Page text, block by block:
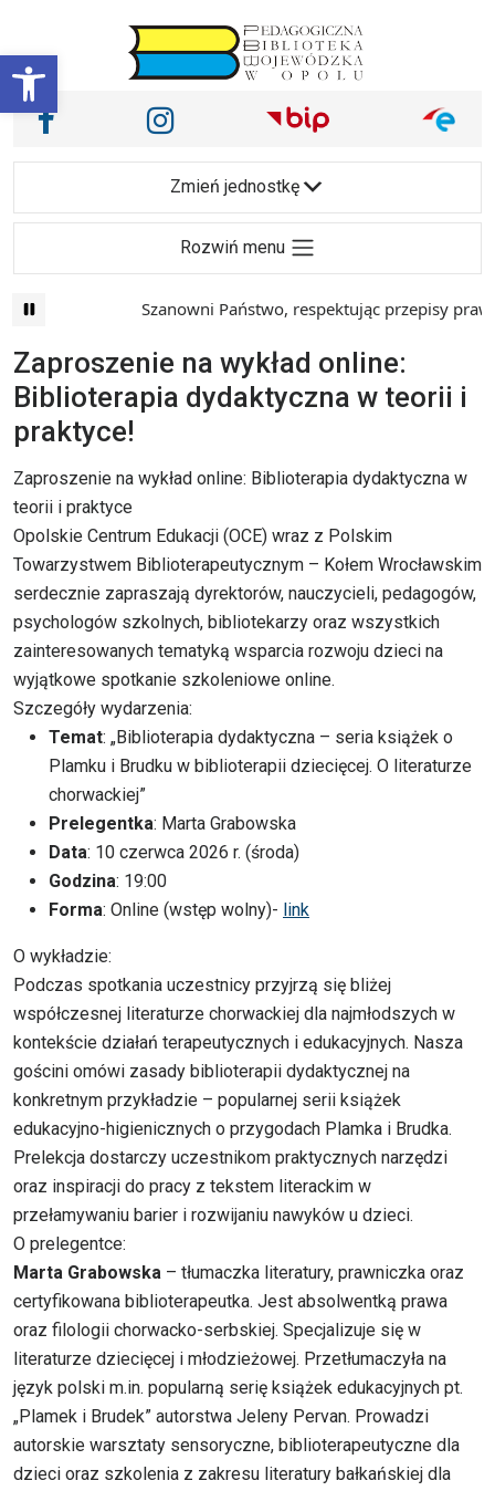
Otwórz pasek narzędzi
Main Navigation
Nasze media społecznościowe i inne
Facebook Instagram
Zmień jednostkę
Rozwiń menu
Szanowni Państwo, respektując przepisy
Zaproszenie na wykład online:
Biblioterapia dydaktyczna w teorii i
praktyce!
Zaproszenie na wykład online: Biblioterapia dydaktyczna w
teorii i praktyce
Opolskie Centrum Edukacji (OCE) wraz z Polskim
Towarzystwem Biblioterapeutycznym – Kołem Wrocławskim
serdecznie zapraszają dyrektorów, nauczycieli, pedagogów,
psychologów szkolnych, bibliotekarzy oraz wszystkich
zainteresowanych tematyką wsparcia rozwoju dzieci na
wyjątkowe spotkanie szkoleniowe online.
Szczegóły wydarzenia:
Temat: „Biblioterapia dydaktyczna – seria książek o
Plamku i Brudku w biblioterapii dziecięcej. O literaturze
chorwackiej”
Prelegentka: Marta Grabowska
Data: 10 czerwca 2026 r. (środa)
Godzina: 19:00
Forma: Online (wstęp wolny)- link
O wykładzie:
Podczas spotkania uczestnicy przyjrzą się bliżej
współczesnej literaturze chorwackiej dla najmłodszych w
kontekście działań terapeutycznych i edukacyjnych. Nasza
gościni omówi zasady biblioterapii dydaktycznej na
konkretnym przykładzie – popularnej serii książek
edukacyjno-higienicznych o przygodach Plamka i Brudka.
Prelekcja dostarczy uczestnikom praktycznych narzędzi
oraz inspiracji do pracy z tekstem literackim w
przełamywaniu barier i rozwijaniu nawyków u dzieci.
O prelegentce:
Marta Grabowska – tłumaczka literatury, prawniczka oraz
certyfikowana biblioterapeutka. Jest absolwentką prawa
oraz filologii chorwacko-serbskiej. Specjalizuje się w
literaturze dziecięcej i młodzieżowej. Przetłumaczyła na
język polski m.in. popularną serię książek edukacyjnych pt.
„Plamek i Brudek” autorstwa Jeleny Pervan. Prowadzi
autorskie warsztaty sensoryczne, biblioterapeutyczne dla
dzieci oraz szkolenia z zakresu literatury bałkańskiej dla